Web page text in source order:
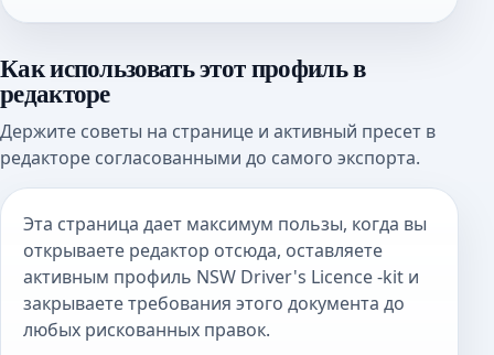
Как использовать этот профиль в
редакторе
Держите советы на странице и активный пресет в
редакторе согласованными до самого экспорта.
Эта страница дает максимум пользы, когда вы
открываете редактор отсюда, оставляете
активным профиль NSW Driver's Licence -kit и
закрываете требования этого документа до
любых рискованных правок.